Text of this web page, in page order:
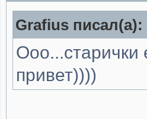
Grafius писал(а):
привет))))